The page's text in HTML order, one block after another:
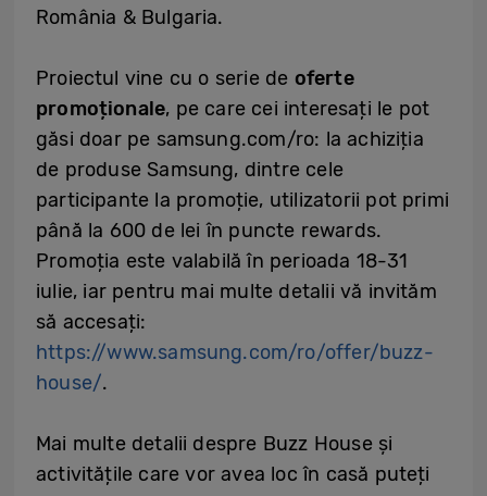
România & Bulgaria.
Proiectul vine cu o serie de oferte
promoționale, pe care cei interesați le pot
găsi doar pe samsung.com/ro: la achiziția
de produse Samsung, dintre cele
participante la promoție, utilizatorii pot primi
până la 600 de lei în puncte rewards.
Promoția este valabilă în perioada 18-31
iulie, iar pentru mai multe detalii vă invităm
să accesați:
https://www.samsung.com/ro/offer/buzz-
house/.
Mai multe detalii despre Buzz House și
activitățile care vor avea loc în casă puteți